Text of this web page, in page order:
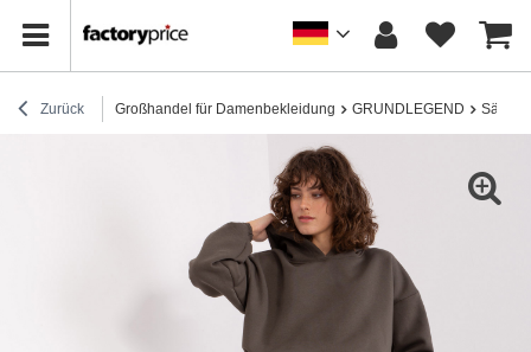
Zurück Großhandel für Damenbekleidung GRUNDLEGEND Sätze